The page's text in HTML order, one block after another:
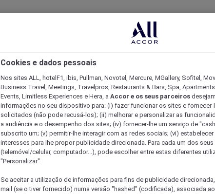
Cookies e dados pessoais
Nos sites ALL, hotelF1, ibis, Pullman, Novotel, Mercure, MGallery, Sofitel,
Business Travel, Meetings, Travelpros, Restaurants & Bars, Spa,
Events, Limitless Experiences e Hera, a Accor e os seus parceiros
informações no seu dispositivo para: (i) fazer funcionar os sites e
solicitados (não pode recusá-los); (ii) melhorar e personalizar as
a audiência e o desempenho dos sites; (iv) fornecer-lhe um serviço de
subscrito um; (v) permitir-lhe interagir com as redes sociais; (vi)
interesses para lhe propor publicidade direcionada. Para cada um dos
(telemóvel/celular, computador...), pode escolher entre estas diferentes
"Personalizar".
Se aceitar a utilização de informações para fins de publicidade
mail (se o tiver fornecido) numa versão "hashed" (codificada), associada